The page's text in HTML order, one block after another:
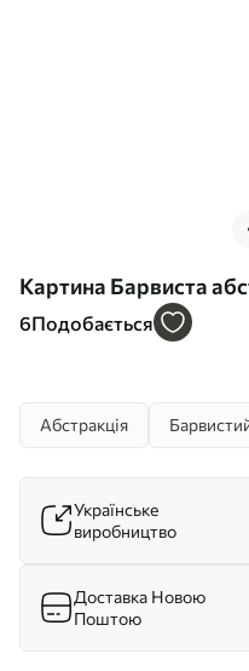
Картина Барвиста
мотивами Арт. s45239
6Подобається
Абстракція
Українське
виробництво
Доставка Новою
Поштою